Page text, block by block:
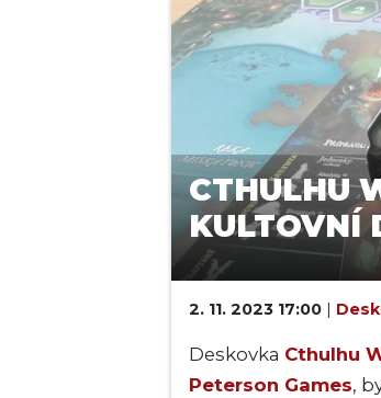
CTHULHU
KULTOVNÍ
2. 11. 2023 17:00 |
Deskovka Cthulhu
Peterson Games,